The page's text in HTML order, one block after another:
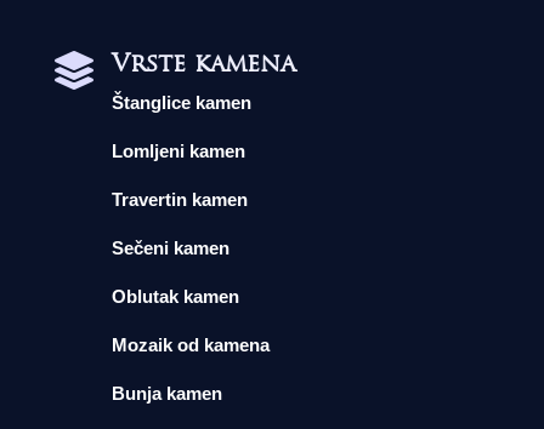
 Vrste kamena
Štanglice kamen
Lomljeni kamen
Travertin kamen
Sečeni kamen
Oblutak kamen
Mozaik od kamena
Bunja kamen